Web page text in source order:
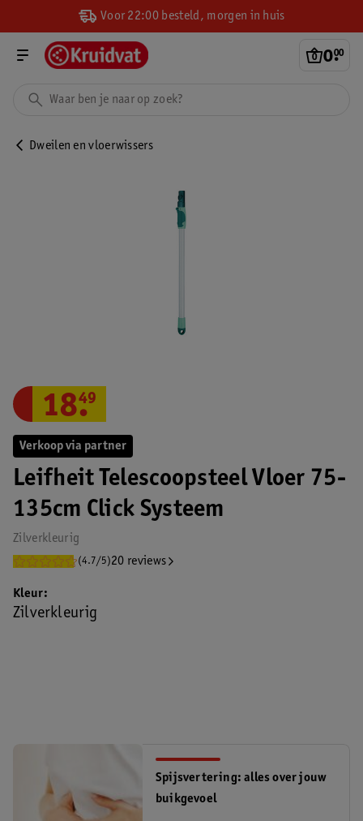
Voor 22:00 besteld, morgen in huis
0.
00
Dweilen en vloerwissers
Verkoop via partner
Leifheit Telescoopsteel Vloer 75-
135cm Click Systeem
Zilverkleurig
(4.7/5)20 reviews
18.
49
Kleur
Zilverkleurig
Spijsvertering: alles over jouw
buikgevoel